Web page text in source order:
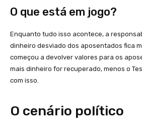
O que está em jogo?
Enquanto tudo isso acontece, a
dinheiro desviado dos aposentados fica
começou a devolver valores para os
mais dinheiro for recuperado, menos o
com isso.
O cenário político